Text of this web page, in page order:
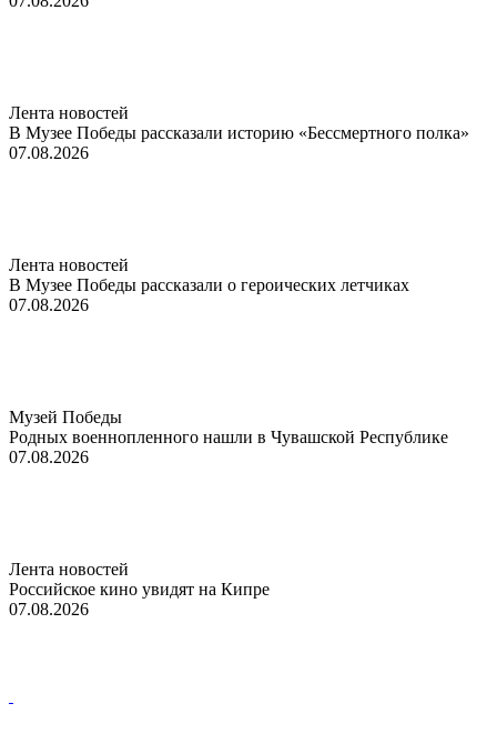
Лента новостей
В Музее Победы рассказали историю «Бессмертного полка»
07.08.2026
Лента новостей
В Музее Победы рассказали о героических летчиках
07.08.2026
Музей Победы
Родных военнопленного нашли в Чувашской Республике
07.08.2026
Лента новостей
Российское кино увидят на Кипре
07.08.2026